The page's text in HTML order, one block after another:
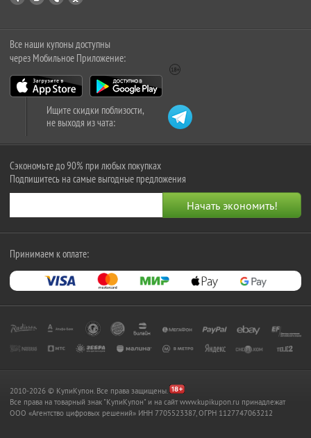
Все наши купоны доступны
через Мобильное Приложение:
Ищите скидки поблизости,
не выходя из чата:
Сэкономьте до 90% при любых покупках
Подпишитесь на самые выгодные предложения
Принимаем к оплате:
2010-2026 © КупиКупон. Все права защищены.
Все права на товарный знак "КупиКупон" и на сайт www.kupikupon.ru принадлежат
OOO «Агентство цифровых решений» ИНН 7705523387, ОГРН 1127747063212